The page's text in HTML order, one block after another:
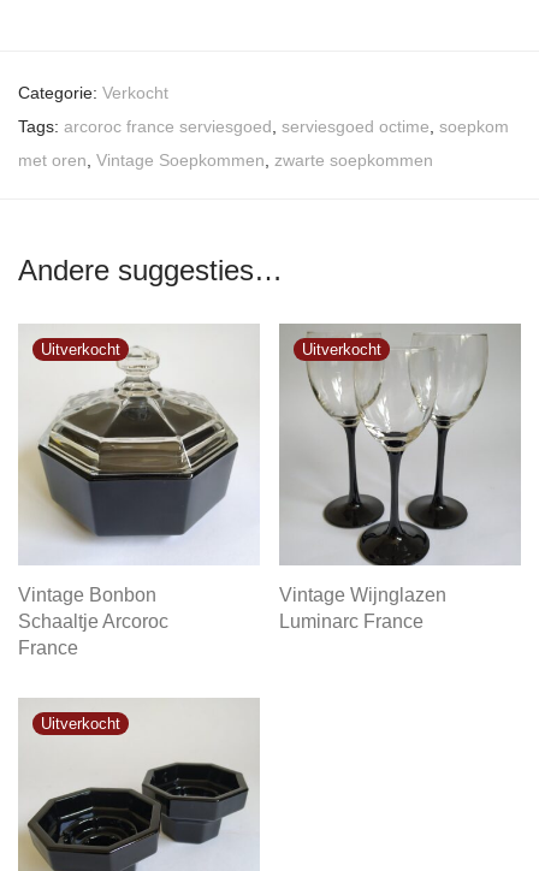
Categorie: Verkocht
Tags: arcoroc france serviesgoed serviesgoed octime soepkom
met oren Vintage Soepkommen zwarte soepkommen
Andere suggesties…
Vintage Bonbon
Schaaltje Arcoroc
France
Vintage Wijnglazen
Luminarc France